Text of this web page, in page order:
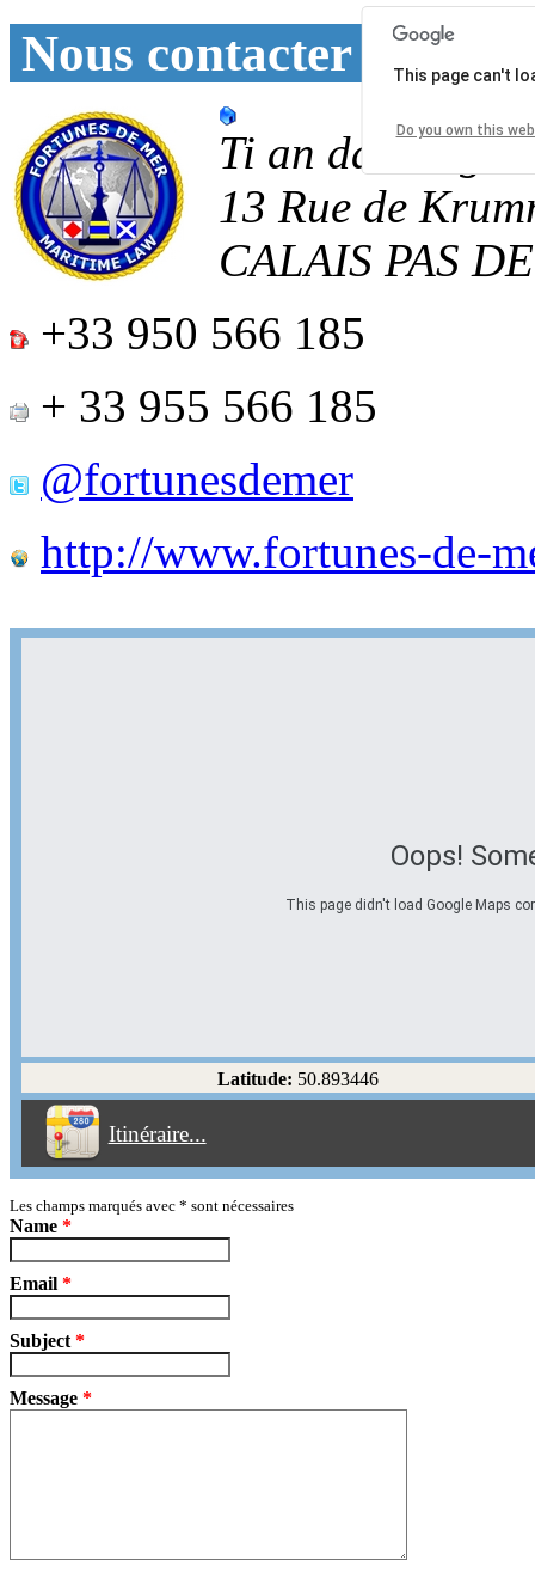
Nous contacter
Ti an
13 Rue de
CALAIS PAS
+33 950 566 185
+ 33 955 566 185
@fortunesdemer
http://www.fortunes-de-
Oops!
This page didn't load Google Maps
This page can't
Do you own this
Latitude: 50.893446
Itinéraire...
Éviter les autoroutes
Éviter les péages
Partir! Reset
Les champs marqués avec * sont nécessaires
Name *
Email *
Subject *
Message *